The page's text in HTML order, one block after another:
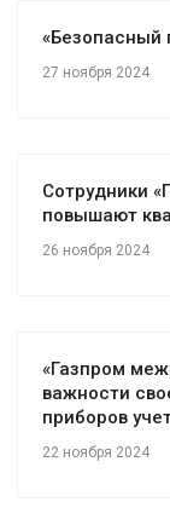
«Безопасный
27 ноября 2024
Сотрудники
повышают
26 ноября 2024
«Газпром
важности
приборов
22 ноября 2024